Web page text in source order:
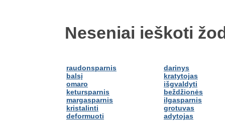
Neseniai ieškoti
raudonsparnis
balsį
omaro
ketursparnis
margasparnis
kristalinti
deformuoti
darinys
kratytojas
išgvaldyti
beždžionės
ilgasparnis
grotuvas
adytojas